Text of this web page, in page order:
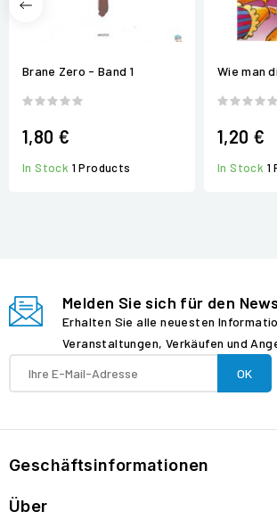
Brane Zero - Band 1
1,80 €
In Stock 1 Products
Wie man
1,20 €
In Stock 1
Melden Sie sich für den
Erhalten Sie alle neuesten
Veranstaltungen, Verkäufen und
Geschäftsinformationen
Über